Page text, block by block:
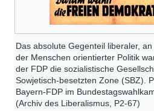
Das absolute Gegenteil liberaler,
der Menschen orientierter Politik
der FDP die sozialistische
Sowjetisch-besetzten Zone (SBZ).
Bayern-FDP im
(Archiv des Liberalismus, P2-67)